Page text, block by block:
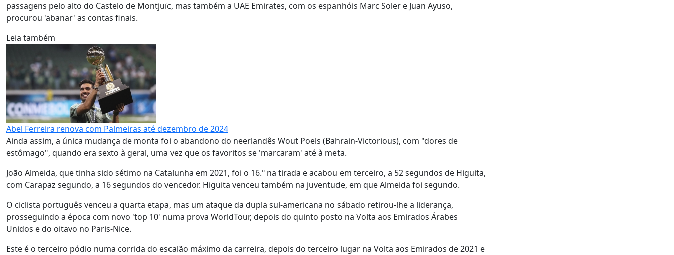
passagens pelo alto do Castelo de Montjuïc, mas também a UAE Emirates, com os espanhóis Marc Soler e Juan Ayuso,
procurou 'abanar' as contas finais.
Leia também
Abel Ferreira renova com Palmeiras até dezembro de 2024
Ainda assim, a única mudança de monta foi o abandono do neerlandês Wout Poels (Bahrain-Victorious), com "dores de
estômago", quando era sexto à geral, uma vez que os favoritos se 'marcaram' até à meta.
João Almeida, que tinha sido sétimo na Catalunha em 2021, foi o 16.º na tirada e acabou em terceiro, a 52 segundos de Higuita,
com Carapaz segundo, a 16 segundos do vencedor. Higuita venceu também na juventude, em que Almeida foi segundo.
O ciclista português venceu a quarta etapa, mas um ataque da dupla sul-americana no sábado retirou-lhe a liderança,
prosseguindo a época com novo 'top 10' numa prova WorldTour, depois do quinto posto na Volta aos Emirados Árabes
Unidos e do oitavo no Paris-Nice.
Este é o terceiro pódio numa corrida do escalão máximo da carreira, depois do terceiro lugar na Volta aos Emirados de 2021 e